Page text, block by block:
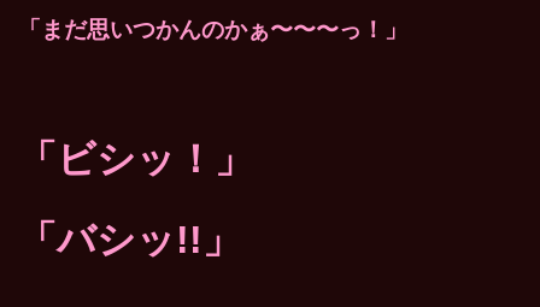
「まだ思いつかんのかぁ〜〜〜っ！」
「ビシッ！」
「バシッ!!」